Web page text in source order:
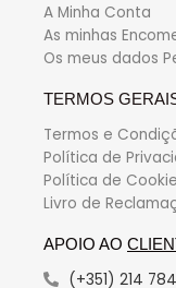
A Minha Conta
As minhas
Os meus dados
TERMOS
Termos e
Política de
Política de
Livro de
APOIO AO
(+351) 214